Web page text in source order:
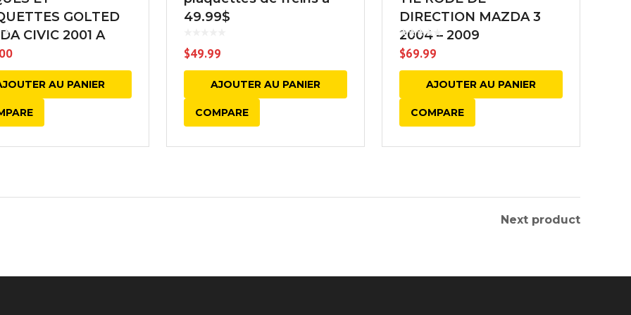
GOLTED
CIVIC 2001 A
AU PANIER
49.99$
$49.99
AJOUTER AU PANIER
COMPARE
DIRECTION MAZDA 3
2004 – 2009
$69.99
AJOUTER AU PANIER
COMPARE
Next product